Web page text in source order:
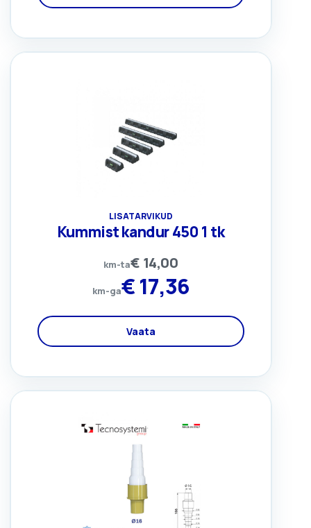
LISATARVIKUD
Kummist kandur 450 1 tk
km-ta€ 14,00
km-ga€17,36
Vaata